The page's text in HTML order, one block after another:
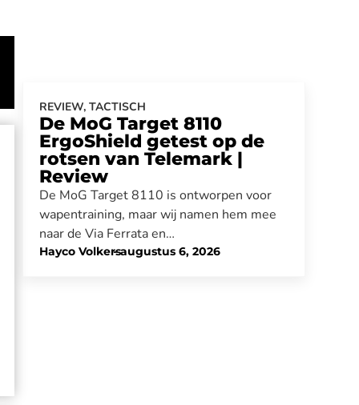
REVIEW, TACTISCH
De MoG Target 8110
ErgoShield getest op de
rotsen van Telemark |
Review
De MoG Target 8110 is ontworpen voor
wapentraining, maar wij namen hem mee
naar de Via Ferrata en…
Hayco Volkers
- augustus 6, 2026